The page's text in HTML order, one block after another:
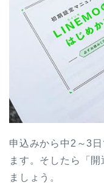
申込みから中2～3
ます。そしたら「
ましょう。